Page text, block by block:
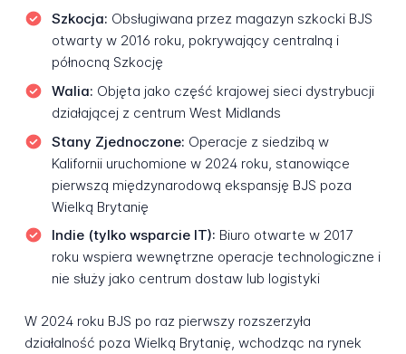
Szkocja: Obsługiwana przez magazyn szkocki BJS
otwarty w 2016 roku, pokrywający centralną i
północną Szkocję
Walia: Objęta jako część krajowej sieci dystrybucji
działającej z centrum West Midlands
Stany Zjednoczone: Operacje z siedzibą w
Kalifornii uruchomione w 2024 roku, stanowiące
pierwszą międzynarodową ekspansję BJS poza
Wielką Brytanię
Indie (tylko wsparcie IT): Biuro otwarte w 2017
roku wspiera wewnętrzne operacje technologiczne i
nie służy jako centrum dostaw lub logistyki
W 2024 roku BJS po raz pierwszy rozszerzyła
działalność poza Wielką Brytanię, wchodząc na rynek